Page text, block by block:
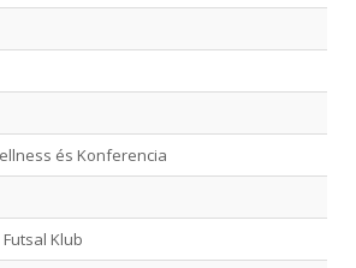
és Konferencia
Klub